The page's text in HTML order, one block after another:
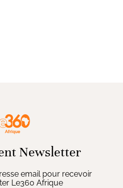
Newsletter
email pour recevoir
Le360 Afrique